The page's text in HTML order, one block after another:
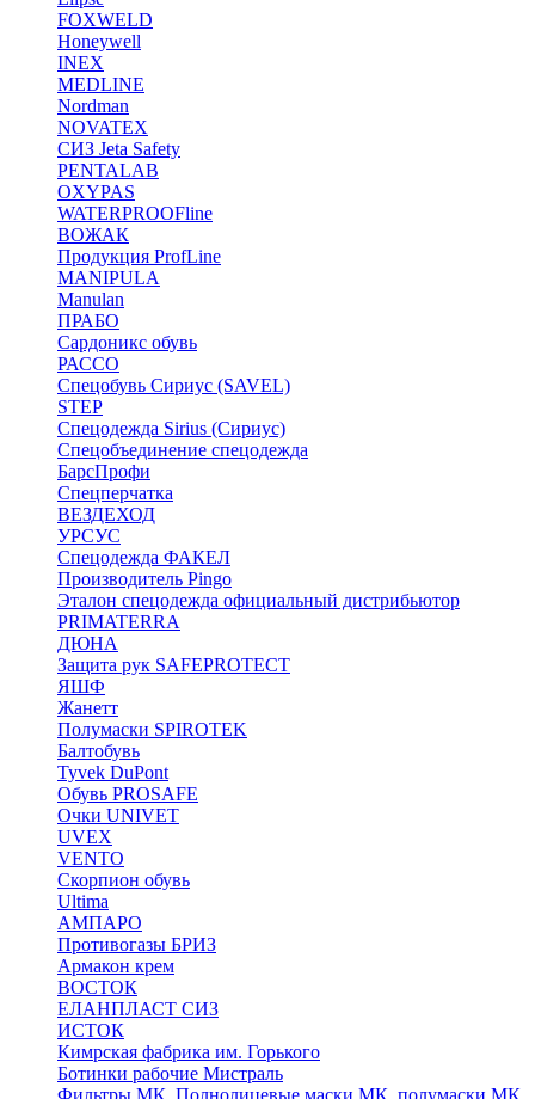
FOXWELD
Honeywell
INEX
MEDLINE
Nordman
NOVATEX
СИЗ Jeta Safety
PENTALAB
OXYPAS
WATERPROOFline
ВОЖАК
Продукция ProfLine
MANIPULA
Manulan
ПРАБО
Сардоникс обувь
РАССО
Спецобувь Сириус (SAVEL)
STEP
Спецодежда Sirius (Сириус)
Спецобъединение спецодежда
БарсПрофи
Спецперчатка
ВЕЗДЕХОД
УРСУС
Спецодежда ФАКЕЛ
Производитель Pingo
Эталон спецодежда официальный дистрибьютор
PRIMATERRA
ДЮНА
Защита рук SAFEPROTECT
ЯШФ
Жанетт
Полумаски SPIROTEK
Балтобувь
Tyvek DuPont
Обувь PROSAFE
Очки UNIVET
UVEX
VENTO
Скорпион обувь
Ultima
АМПАРО
Противогазы БРИЗ
Армакон крем
ВОСТОК
ЕЛАНПЛАСТ СИЗ
ИСТОК
Кимрская фабрика им. Горького
Ботинки рабочие Мистраль
Фильтры МК, Полнолицевые маски МК, полумаски МК